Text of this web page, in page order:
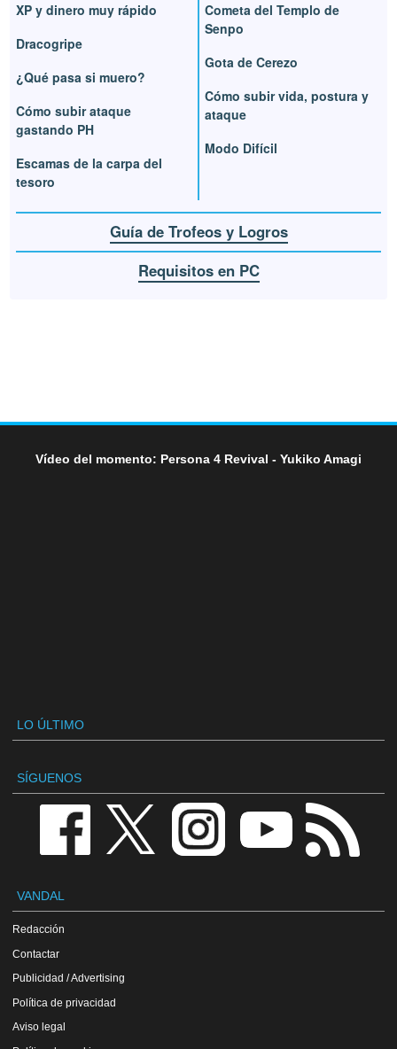
XP y dinero muy rápido
Dracogripe
¿Qué pasa si muero?
Cómo subir ataque
gastando PH
Escamas de la carpa del
tesoro
Cometa del Templo de
Senpo
Gota de Cerezo
Cómo subir vida, postura y
ataque
Modo Difícil
Guía de Trofeos y Logros
Requisitos en PC
Vídeo del momento: Persona 4 Revival - Yukiko Amagi
LO ÚLTIMO
SÍGUENOS
VANDAL
Redacción
Contactar
Publicidad / Advertising
Política de privacidad
Aviso legal